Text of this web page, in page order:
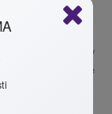
formulář,
Ostatní banky
je nutné bance